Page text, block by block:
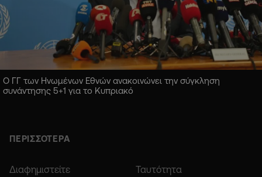
Ο ΓΓ των Ηνωμένων Εθνών ανακοινώνει την σύγκληση
συνάντησης 5+1 για το Κυπριακό
ΠΕΡΙΣΣΟΤΕΡΑ
Διαφημιστείτε Ταυτότητα